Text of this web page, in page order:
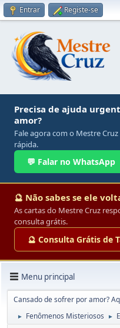
Entrar Registe-se
Precisa de ajuda
amor?
Fale agora com o Mestre
rápida.
💬 Falar no WhatsApp
🔮 Não sabes se ele
As cartas do Mestre Cruz
consulta grátis.
🔮 Consulta Grátis de
Menu principal
Cansado de sofrer por amor?
► Fenômenos Misteriosos ►